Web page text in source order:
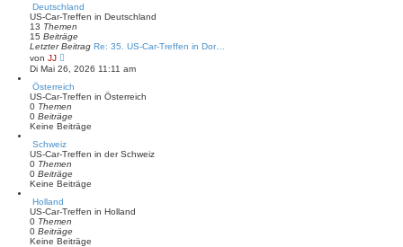
Deutschland
US-Car-Treffen in Deutschland
13 Themen
15 Beiträge
Letzter Beitrag Re: 35. US-Car-Treffen in Dor…
von JJ
e
u
e
s
t
e
r
e
i
t
r
a
Di Mai 26, 2026 11:11 am
Österreich
US-Car-Treffen in Österreich
0 Themen
0 Beiträge
Keine Beiträge
Schweiz
US-Car-Treffen in der Schweiz
0 Themen
0 Beiträge
Keine Beiträge
Holland
US-Car-Treffen in Holland
0 Themen
0 Beiträge
Keine Beiträge